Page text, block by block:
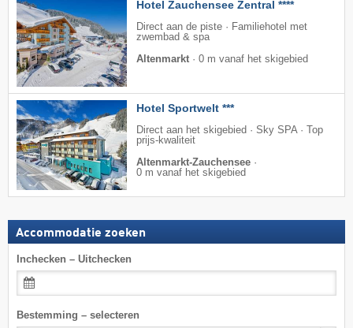
Hotel Zauchensee Zentral ****
Direct aan de piste · Familiehotel met
zwembad & spa
Altenmarkt · 0 m vanaf het skigebied
Hotel Sportwelt ***
Direct aan het skigebied · Sky SPA · Top
prijs-kwaliteit
Altenmarkt-Zauchensee ·
0 m vanaf het skigebied
Accommodatie zoeken
Inchecken – Uitchecken
Bestemming – selecteren